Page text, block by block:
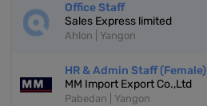
Office Staff
Sales Express limited
Ahlon | Yangon
HR & Admin Staff (Female)
MM Import Export Co.,Ltd
Pabedan | Yangon